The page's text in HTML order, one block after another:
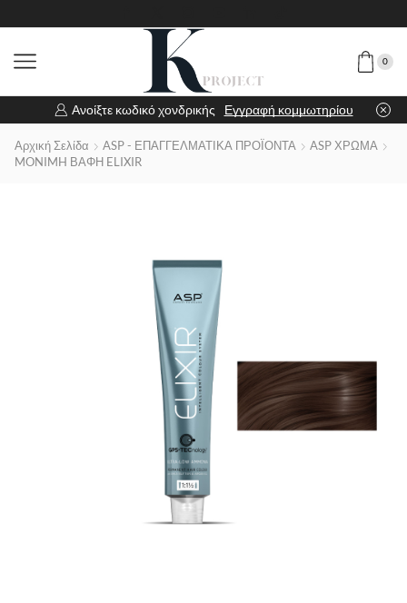
0
Ανοίξτε κωδικό χονδρικής Εγγραφή κομμωτηρίου
Αρχική Σελίδα ASP - ΕΠΑΓΓΕΛΜΑΤΙΚΑ ΠΡΟΪΟΝΤΑ
ASP ΧΡΩΜΑ
MONIMH ΒΑΦΗ ELIXIR